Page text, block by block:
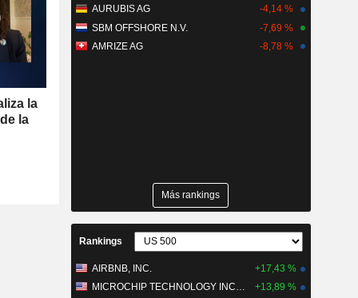
la
la
AURUBIS AG
-4,14 %
SBM OFFSHORE N.V.
-7,69 %
AMRIZE AG
-8,78 %
Más rankings
Rankings
AIRBNB, INC.
+17,43 %
MICROCHIP TECHNOLOGY INCORPORATED
+13,89 %